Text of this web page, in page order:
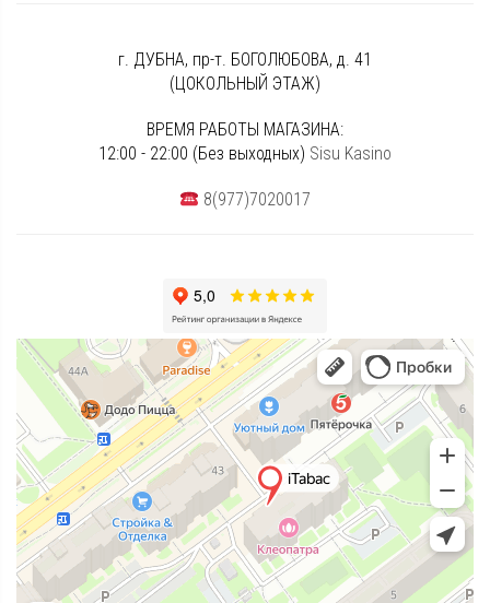
г. ДУБНА, пр-т. БОГОЛЮБОВА, д. 41
(ЦОКОЛЬНЫЙ ЭТАЖ)
ВРЕМЯ РАБОТЫ МАГАЗИНА:
12:00 - 22:00 (Без выходных) Sisu Kasino
8(977)7020017